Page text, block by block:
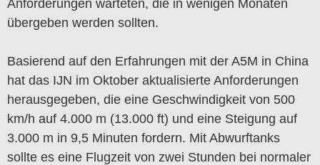
Anforderungen warteten, die in wenigen Monaten
übergeben werden sollten.
Basierend auf den Erfahrungen mit der A5M in China
hat das IJN im Oktober aktualisierte Anforderungen
herausgegeben, die eine Geschwindigkeit von 500
km/h auf 4.000 m (13.000 ft) und eine Steigung auf
3.000 m in 9,5 Minuten fordern. Mit Abwurftanks
sollte es eine Flugzeit von zwei Stunden bei normaler